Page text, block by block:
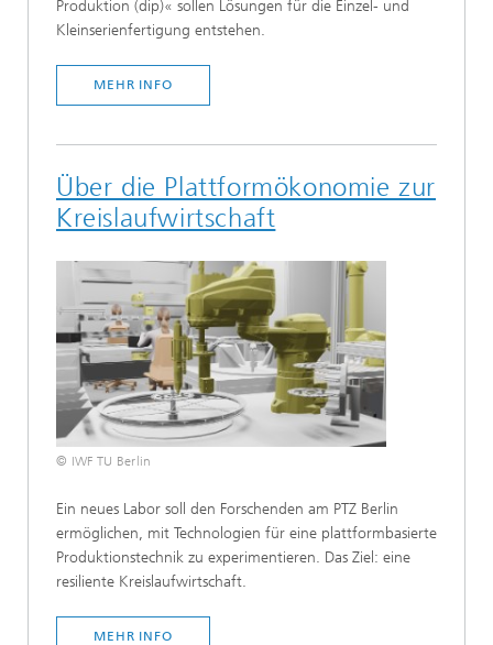
Produktion (dip)« sollen Lösungen für die Einzel- und
Kleinserienfertigung entstehen.
MEHR INFO
Über die Plattformökonomie zur
Kreislaufwirtschaft
© IWF TU Berlin
Ein neues Labor soll den Forschenden am PTZ Berlin
ermöglichen, mit Technologien für eine plattformbasierte
Produktionstechnik zu experimentieren. Das Ziel: eine
resiliente Kreislaufwirtschaft.
MEHR INFO